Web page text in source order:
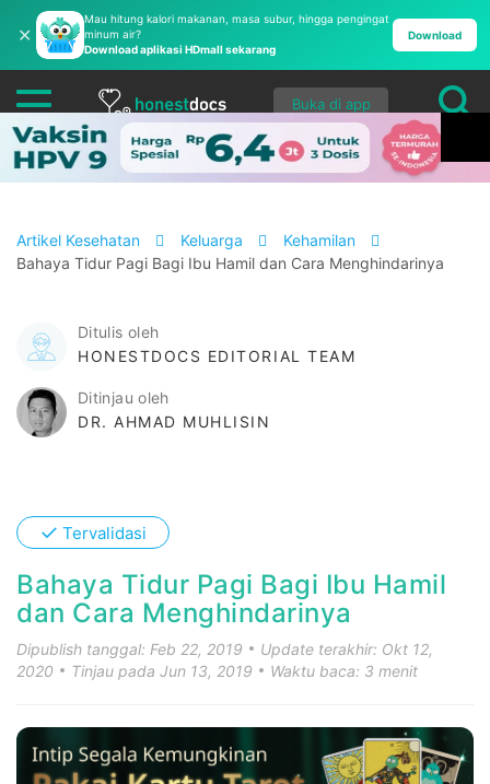
✕
Mau hitung kalori makanan, masa subur, hingga pengingat
minum air?
Download aplikasi HDmall sekarang
Download
Buka di app
Artikel Kesehatan Keluarga
Kehamilan
Bahaya Tidur Pagi Bagi Ibu Hamil dan Cara Menghindarinya
Ditulis oleh
HONESTDOCS EDITORIAL TEAM
Ditinjau oleh
DR. AHMAD MUHLISIN
✓ Tervalidasi
Bahaya Tidur Pagi Bagi Ibu Hamil
dan Cara Menghindarinya
Dipublish tanggal: Feb 22, 2019
Update terakhir: Okt 12,
2020
Tinjau pada Jun 13, 2019 Waktu baca: 3 menit